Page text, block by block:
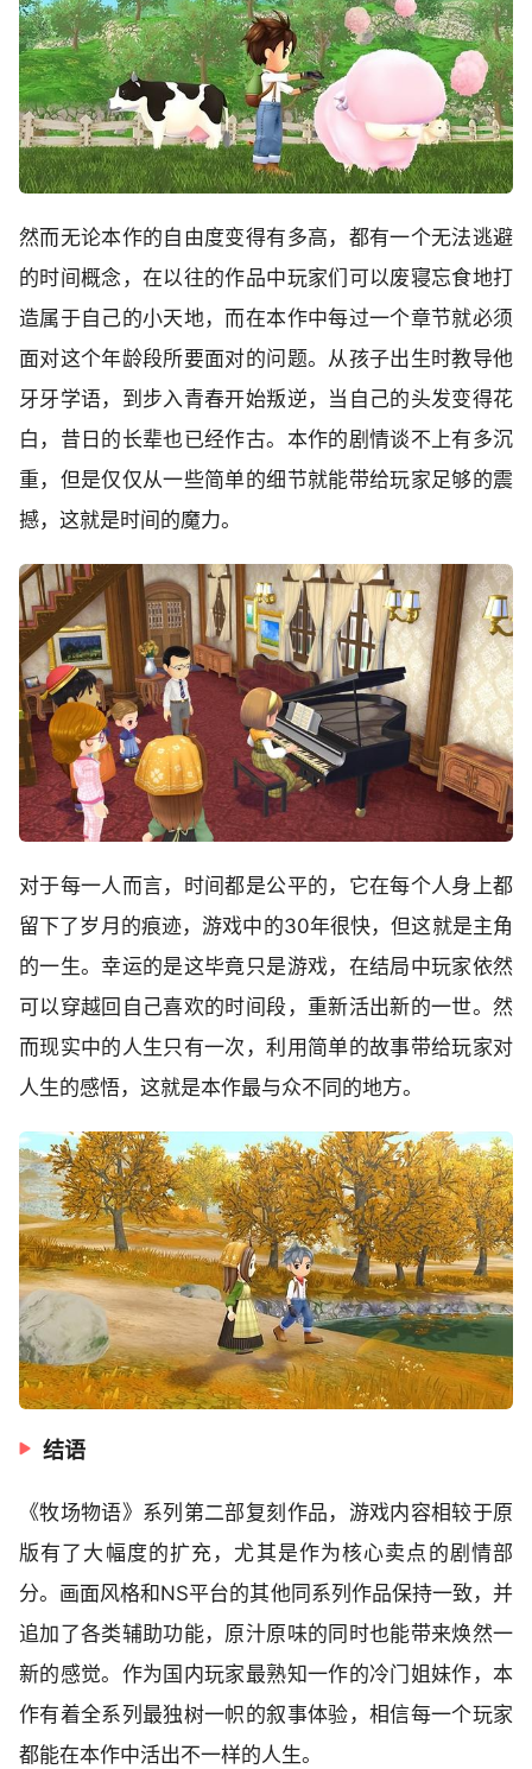
然而无论本作的自由度变得有多高，都有一个无法逃避
的时间概念，在以往的作品中玩家们可以废寝忘食地打
造属于自己的小天地，而在本作中每过一个章节就必须
面对这个年龄段所要面对的问题。从孩子出生时教导他
牙牙学语，到步入青春开始叛逆，当自己的头发变得花
白，昔日的长辈也已经作古。本作的剧情谈不上有多沉
重，但是仅仅从一些简单的细节就能带给玩家足够的震
撼，这就是时间的魔力。
对于每一人而言，时间都是公平的，它在每个人身上都
留下了岁月的痕迹，游戏中的30年很快，但这就是主角
的一生。幸运的是这毕竟只是游戏，在结局中玩家依然
可以穿越回自己喜欢的时间段，重新活出新的一世。然
而现实中的人生只有一次，利用简单的故事带给玩家对
人生的感悟，这就是本作最与众不同的地方。
结语
《牧场物语》系列第二部复刻作品，游戏内容相较于原
版有了大幅度的扩充，尤其是作为核心卖点的剧情部
分。画面风格和NS平台的其他同系列作品保持一致，并
追加了各类辅助功能，原汁原味的同时也能带来焕然一
新的感觉。作为国内玩家最熟知一作的冷门姐妹作，本
作有着全系列最独树一帜的叙事体验，相信每一个玩家
都能在本作中活出不一样的人生。